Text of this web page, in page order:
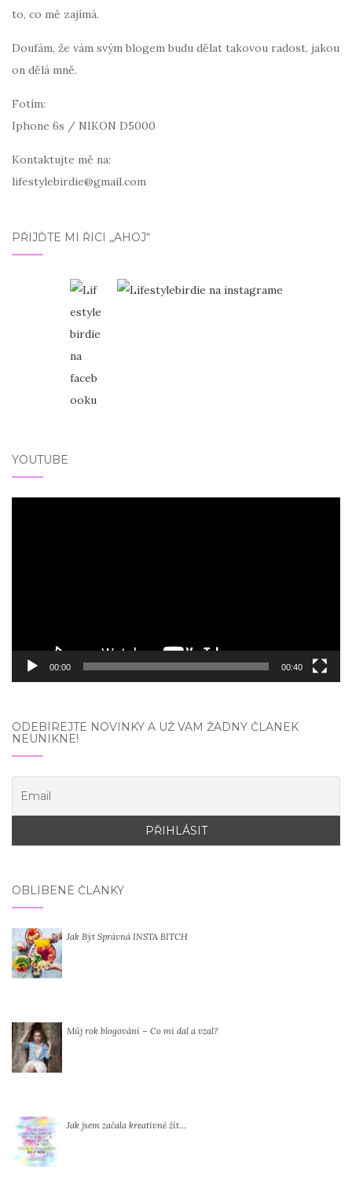
to, co mě zajímá.
Doufám, že vám svým blogem budu dělat takovou radost, jakou
on dělá mně.
Fotím:
Iphone 6s / NIKON D5000
Kontaktujte mě na:
lifestylebirdie@gmail.com
PŘIJĎTE MI ŘÍCI „AHOJ“
YOUTUBE
00:00 00:40
ODEBÍREJTE NOVINKY A UŽ VÁM ŽÁDNÝ ČLÁNEK
NEUNIKNE!
OBLÍBENÉ ČLÁNKY
Jak Být Správná INSTA BITCH
Můj rok blogování – Co mi dal a vzal?
Jak jsem začala kreativně žít…